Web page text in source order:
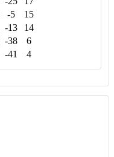
-5
15
-13
14
-38
6
-41 4